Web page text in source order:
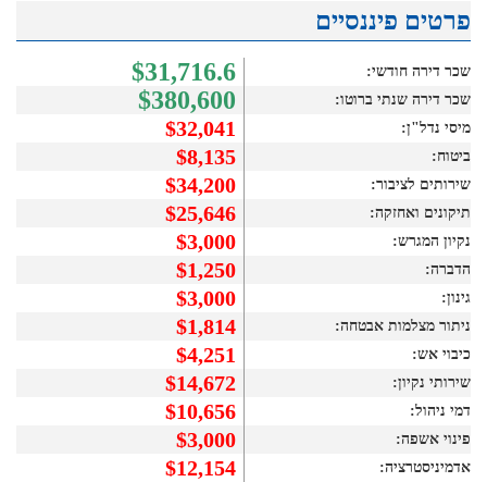
פרטים פיננסיים
שכר דירה חודשי: $31,716.6
שכר דירה שנתי ברוטו: $380,600
מיסי נדל"ן: $32,041
ביטוח: $8,135
שירותים לציבור: $34,200
תיקונים ואחזקה: $25,646
נקיון המגרש: $3,000
הדברה: $1,250
גינון: $3,000
ניתור מצלמות אבטחה: $1,814
כיבוי אש: $4,251
שירותי נקיון: $14,672
דמי ניהול: $10,656
פינוי אשפה: $3,000
אדמיניסטרציה: $12,154